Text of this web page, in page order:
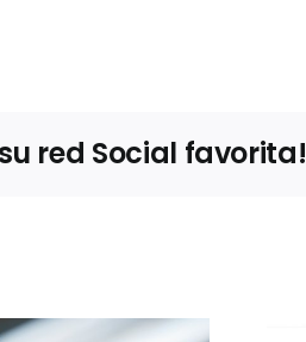
red Social favorita!